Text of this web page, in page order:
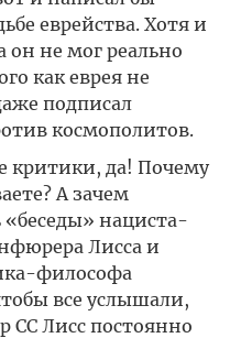
еврейства. Хотя и
он не мог реально
как еврея не
подписал
космополитов.
критики, да! Почему
А зачем
нациста-
Лисса и
философа
все услышали,
СС Лисс постоянно